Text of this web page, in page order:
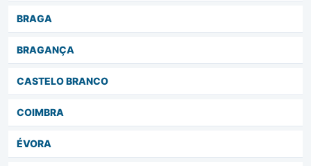
BRAGA
BRAGANÇA
CASTELO BRANCO
COIMBRA
ÉVORA